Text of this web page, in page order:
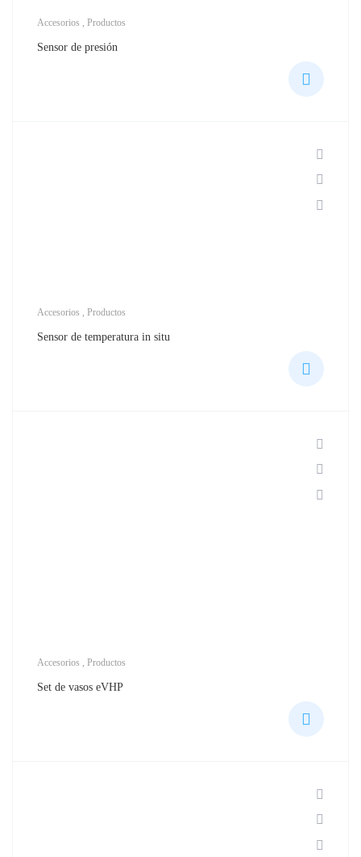
Accesorios , Productos
Sensor de presión
Accesorios , Productos
Sensor de temperatura in situ
Accesorios , Productos
Set de vasos eVHP